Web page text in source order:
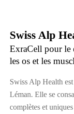
Swiss Alp
ExraCell pour le
les os et les
Swiss Alp Health
Léman. Elle se
complètes et